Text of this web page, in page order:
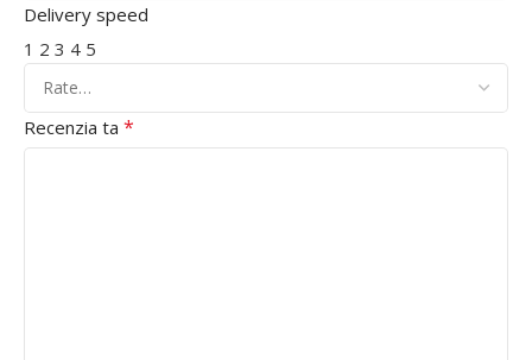
Delivery speed
1 2 3 4 5
Recenzia ta *